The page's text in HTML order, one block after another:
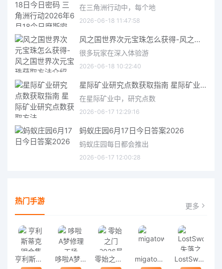
在三角洲行动中，每个地
2026-06-18 11:47:58
风之国世界次元宝珠怎么获得-风之国世界次元宝珠获取方法介绍
很多玩家在深入体验游
2026-06-18 10:22:40
星际矿业研究点数获取指南 星际矿业研究点数获取方法
在星际矿业中，研究点数
2026-06-17 12:29:16
蚂蚁庄园6月17日今日答案2026
蚂蚁庄园每日都会推出
2026-06-17 12:00:28
热门手游 更多
亨利斯蒂克明合集 哆啦A梦修理工场 零始之门2026最新版 migatowemyworld1.68 LostSword失落之剑